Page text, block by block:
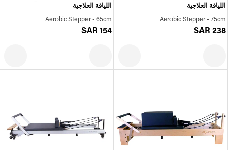
اللياقة العلاجية
Aerobic Stepper - 75cm
SAR 238
اللياقة العلاجية
Aerobic Stepper - 65cm
SAR 154